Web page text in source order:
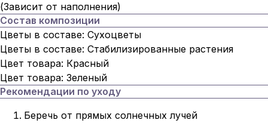
(Зависит от наполнения)
Состав композиции
Цветы в составе: Сухоцветы
Цветы в составе: Стабилизированные растения
Цвет товара: Красный
Цвет товара: Зеленый
Рекомендации по уходу
Беречь от прямых солнечных лучей